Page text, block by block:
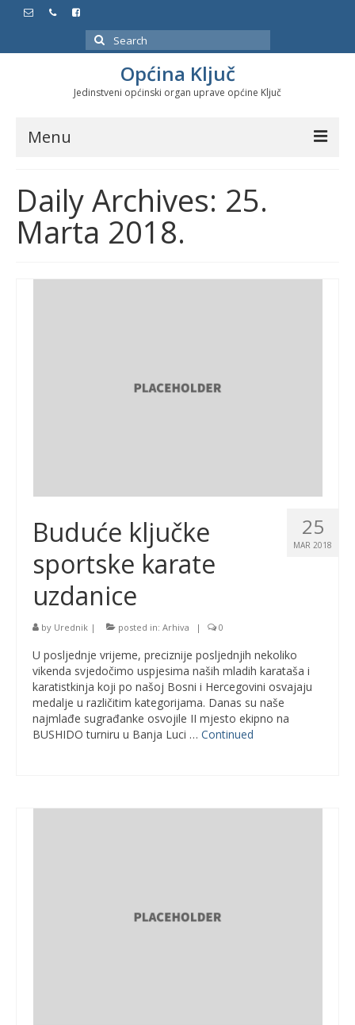
Search
for:
Općina Ključ
Jedinstveni općinski organ uprave općine Ključ
Menu
Službeni glasnici
Javne nabavke
Značajni datumi i manifestacije
Daily Archives: 25.
Marta 2018.
25
MAR 2018
Buduće ključke
sportske karate
uzdanice
by Urednik | posted in: Arhiva | 0
U posljednje vrijeme, preciznije posljednjih nekoliko
vikenda svjedočimo uspjesima naših mladih karataša i
karatistkinja koji po našoj Bosni i Hercegovini osvajaju
medalje u različitim kategorijama. Danas su naše
najmlađe sugrađanke osvojile II mjesto ekipno na
BUSHIDO turniru u Banja Luci … Continued